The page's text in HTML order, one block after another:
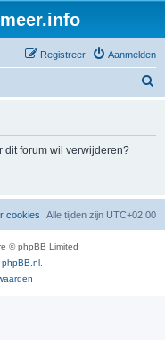
Aanmelden
Registreer
dit forum wil verwijderen?
Alle tijden zijn UTC+02:00
cookies
© phpBB Limited
phpBB.nl